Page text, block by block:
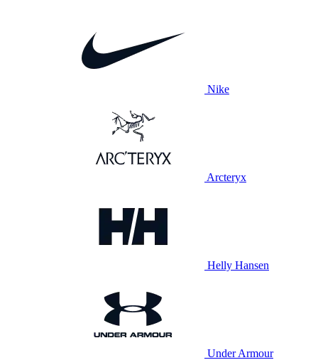
Nike
Arcteryx
Helly Hansen
Under Armour